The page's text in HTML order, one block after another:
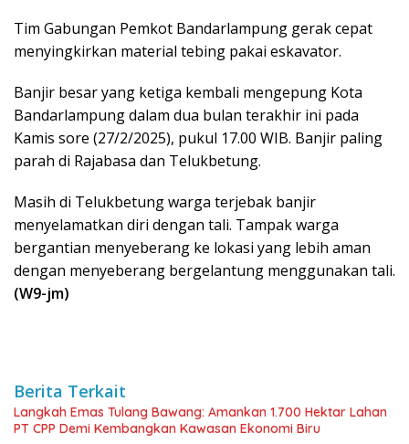
Tim Gabungan Pemkot Bandarlampung gerak cepat
menyingkirkan material tebing pakai eskavator.
Banjir besar yang ketiga kembali mengepung Kota
Bandarlampung dalam dua bulan terakhir ini pada
Kamis sore (27/2/2025), pukul 17.00 WIB. Banjir paling
parah di Rajabasa dan Telukbetung.
Masih di Telukbetung warga terjebak banjir
menyelamatkan diri dengan tali. Tampak warga
bergantian menyeberang ke lokasi yang lebih aman
dengan menyeberang bergelantung menggunakan tali.
(W9-jm)
Berita Terkait
Langkah Emas Tulang Bawang: Amankan 1.700 Hektar Lahan
PT CPP Demi Kembangkan Kawasan Ekonomi Biru